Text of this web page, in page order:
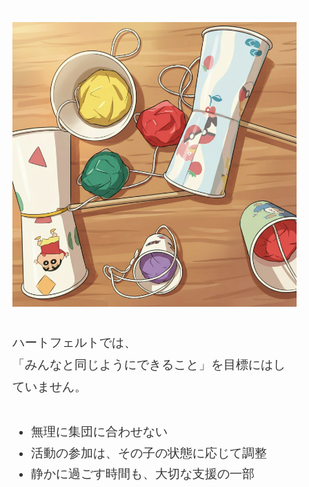
ハートフェルトでは、
「みんなと同じようにできること」を目標にはし
ていません。
無理に集団に合わせない
活動の参加は、その子の状態に応じて調整
静かに過ごす時間も、大切な支援の一部